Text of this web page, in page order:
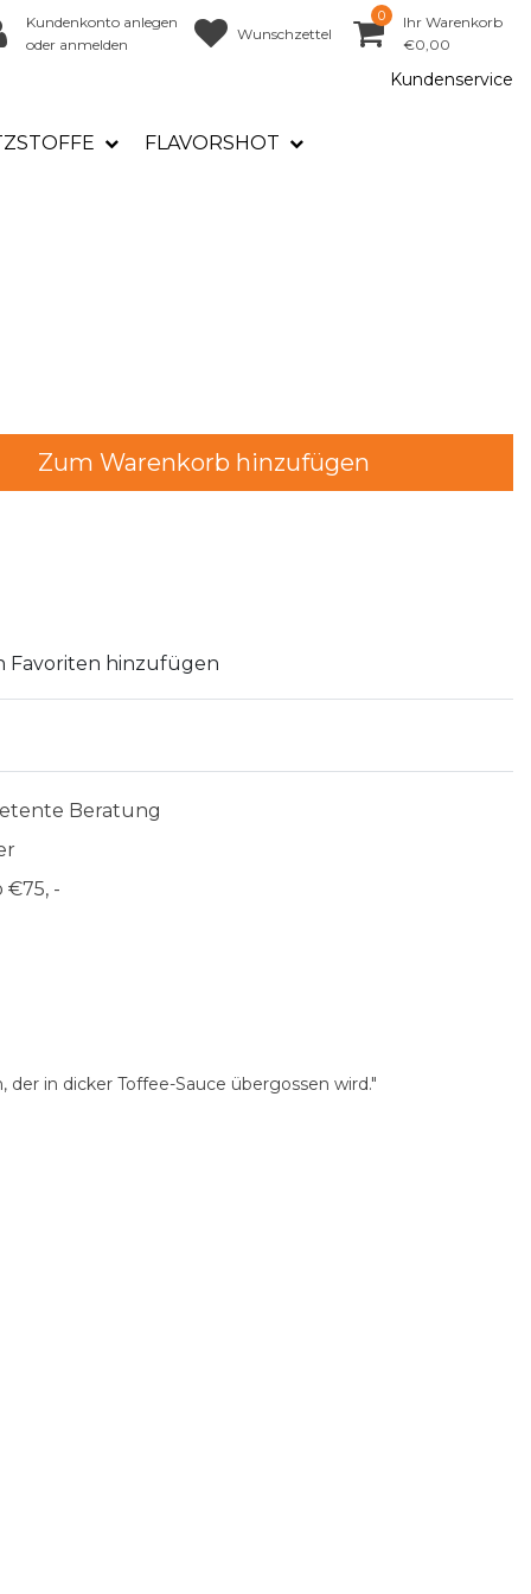
Kundenkonto anlegen
oder anmelden
Wunschzettel
0
Ihr Warenkorb
€0,00
Kundenservice
FLAVORSHOT
Zum Warenkorb hinzufügen
Favoriten hinzufügen
Beratung
€75, -
in dicker Toffee-Sauce übergossen wird."